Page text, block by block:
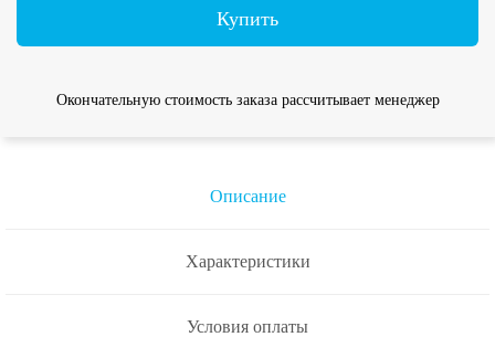
Купить
Окончательную стоимость заказа рассчитывает менеджер
Описание
Характеристики
Условия оплаты